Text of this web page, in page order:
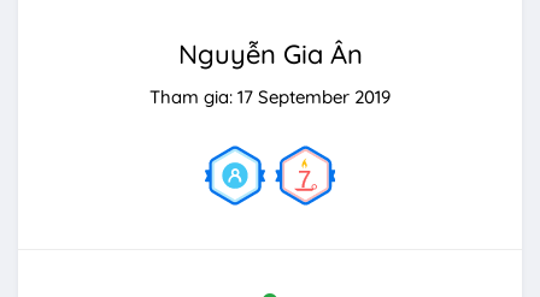
Nguyễn Gia Ân
Tham gia: 17 September 2019